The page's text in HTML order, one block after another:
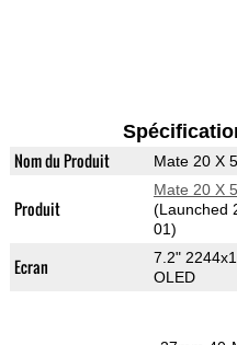
Nom du Produit Mate 20 X
Produit
Mate 20 X
(Launched
01)
Ecran
7.2"
OLED